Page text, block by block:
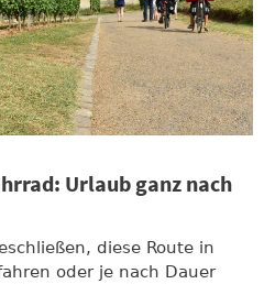
Urlaub ganz nach
diese Route in
oder je nach Dauer